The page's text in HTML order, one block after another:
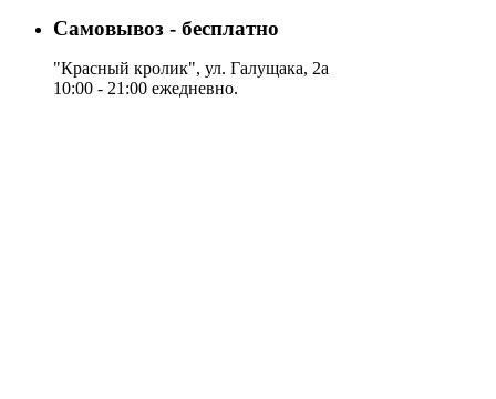
Самовывоз - бесплатно
"Красный кролик", ул. Галущака, 2а
10:00 - 21:00 ежедневно.